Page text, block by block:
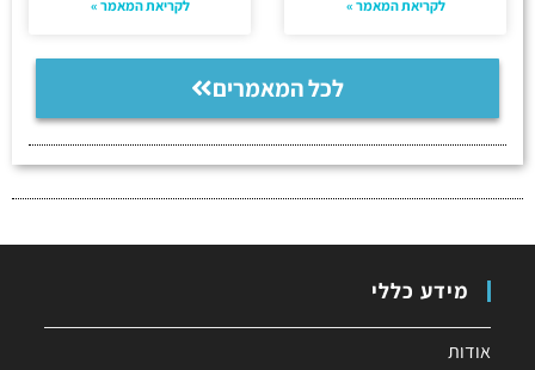
לקריאת המאמר » לקריאת המאמר »
לכל המאמרים
מידע כללי
אודות